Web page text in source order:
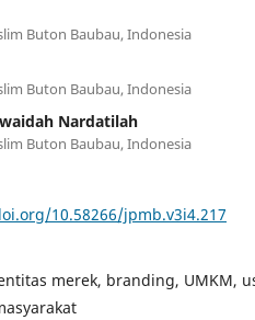
Buton Baubau, Indonesia
Buton Baubau, Indonesia
Nardatilah
Buton Baubau, Indonesia
10.58266/jpmb.v3i4.217
merek, branding, UMKM,